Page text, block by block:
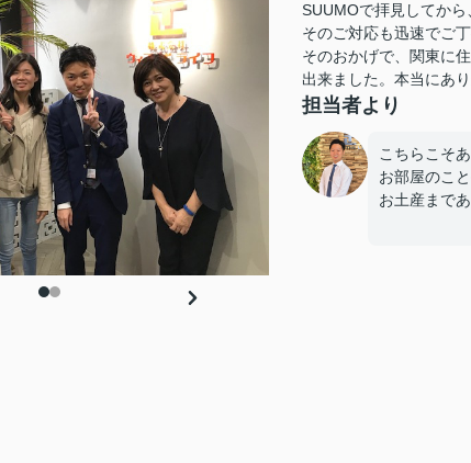
SUUMOで拝見してから
そのご対応も迅速でご丁
そのおかげで、関東に
出来ました。本当にあ
担当者より
こちらこそ
お部屋のこ
お土産まで